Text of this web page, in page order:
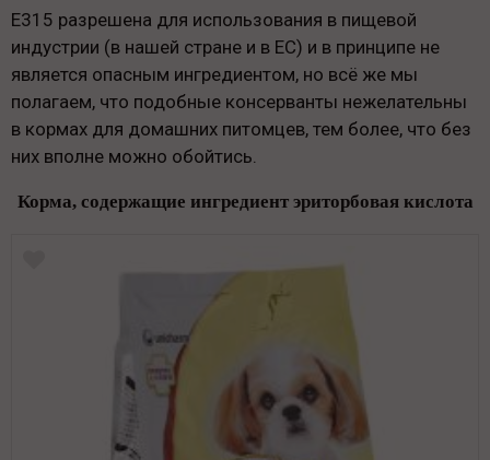
Е315 разрешена для использования в пищевой
индустрии (в нашей стране и в ЕС) и в принципе не
является опасным ингредиентом, но всё же мы
полагаем, что подобные консерванты нежелательны
в кормах для домашних питомцев, тем более, что без
них вполне можно обойтись.
Корма, содержащие ингредиент эриторбовая кислота